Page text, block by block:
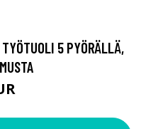
TYÖTUOLI 5 PYÖRÄLLÄ,